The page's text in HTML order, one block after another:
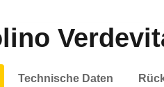
Technische Daten